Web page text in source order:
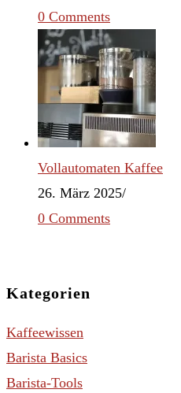
0 Comments
Vollautomaten Kaffee
26. März 2025/
0 Comments
Kategorien
Kaffeewissen
Barista Basics
Barista-Tools